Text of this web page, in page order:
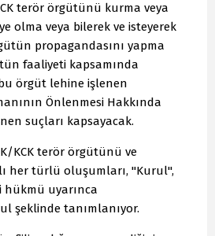
terör örgütünü kurma veya
olma veya bilerek ve isteyerek
propagandasını yapma
faaliyeti kapsamında
örgüt lehine işlenen
Önlenmesi Hakkında
suçları kapsayacak.
KCK terör örgütünü ve
her türlü oluşumları, "Kurul",
uyarınca
şeklinde tanımlanıyor.